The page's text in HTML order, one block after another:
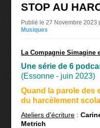
STOP AU
Publié le 27 Novembre 2023
Musiques
La Compagnie Simagine
Une série de 6
(Essonne - juin 2023)
Quand la parole des
du harcèlement
Ateliers d'écriture :
Metrich